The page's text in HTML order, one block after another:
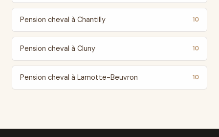
Pension cheval à Chantilly 10
Pension cheval à Cluny 10
Pension cheval à Lamotte-Beuvron 10